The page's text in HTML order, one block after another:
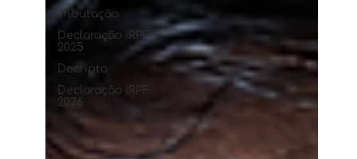
Tributação
Declaração IRPF
2025
Decripto
Declaração IRPF
2026